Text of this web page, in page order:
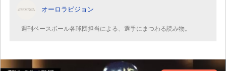
オーロラビジョン
週刊ベースボール各球団担当による、選手にまつわる読み物。